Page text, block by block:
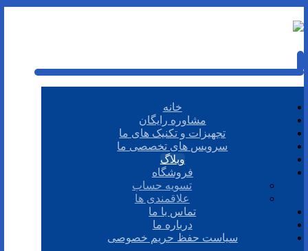
خانه
مشاوره رایگان
تجهیزات و تکنیک های ما
سرویس های تخصصی ما
وبلاگ
فروشگاه
تسویه حساب
علاقمندی ها
تماس با ما
درباره ما
سیاست حفظ حریم خصوصی